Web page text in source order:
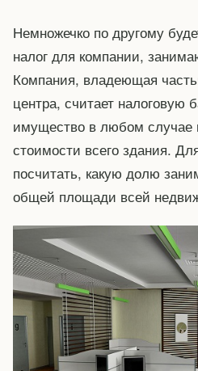
Немножечко по другому
налог для компании,
Компания, владеющая
центра, считает налоговую
имущество в любом случае
стоимости всего здания.
посчитать, какую долю
общей площади всей